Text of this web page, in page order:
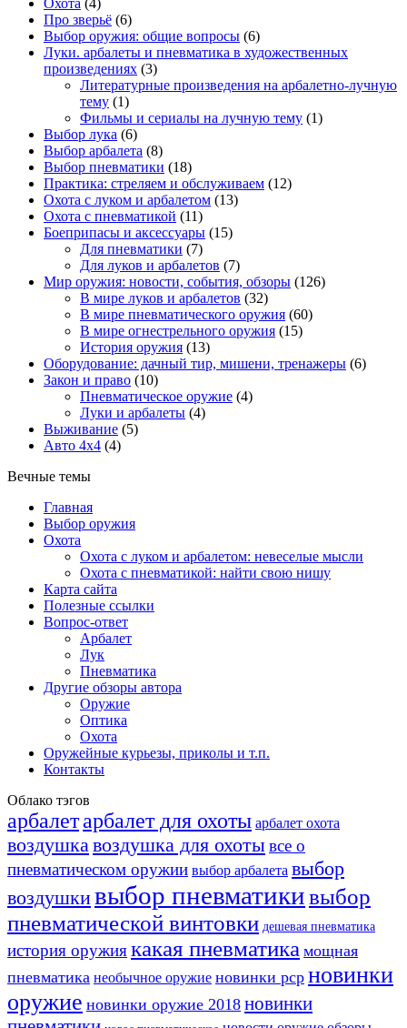
Про зверьё (6)
Выбор оружия: общие вопросы (6)
Луки. арбалеты и пневматика в художественных
произведениях (3)
Литературные произведения на арбалетно-лучную
тему (1)
Фильмы и сериалы на лучную тему (1)
Выбор лука (6)
Выбор арбалета (8)
Выбор пневматики (18)
Практика: стреляем и обслуживаем (12)
Охота с луком и арбалетом (13)
Охота с пневматикой (11)
Боеприпасы и аксессуары (15)
Для пневматики (7)
Для луков и арбалетов (7)
Мир оружия: новости, события, обзоры (126)
В мире луков и арбалетов (32)
В мире пневматического оружия (60)
В мире огнестрельного оружия (15)
История оружия (13)
Оборудование: дачный тир, мишени, тренажеры (6)
Закон и право (10)
Пневматическое оружие (4)
Луки и арбалеты (4)
Выживание (5)
Авто 4х4 (4)
Вечные темы
Главная
Выбор оружия
Охота
Охота с луком и арбалетом: невеселые мысли
Охота с пневматикой: найти свою нишу
Карта сайта
Полезные ссылки
Вопрос-ответ
Арбалет
Лук
Пневматика
Другие обзоры автора
Оружие
Оптика
Охота
Оружейные курьезы, приколы и т.п.
Контакты
Облако тэгов
арбалетарбалет для охоты арбалет охота
воздушка воздушка для охотывсе о
пневматическом оружии выбор арбалета выбор
воздушкивыбор пневматикивыбор
пневматической винтовки дешевая пневматика
история оружиякакая пневматика мощная
пневматика необычное оружие новинки pcp новинки
оружие новинки оружие 2018 новинки